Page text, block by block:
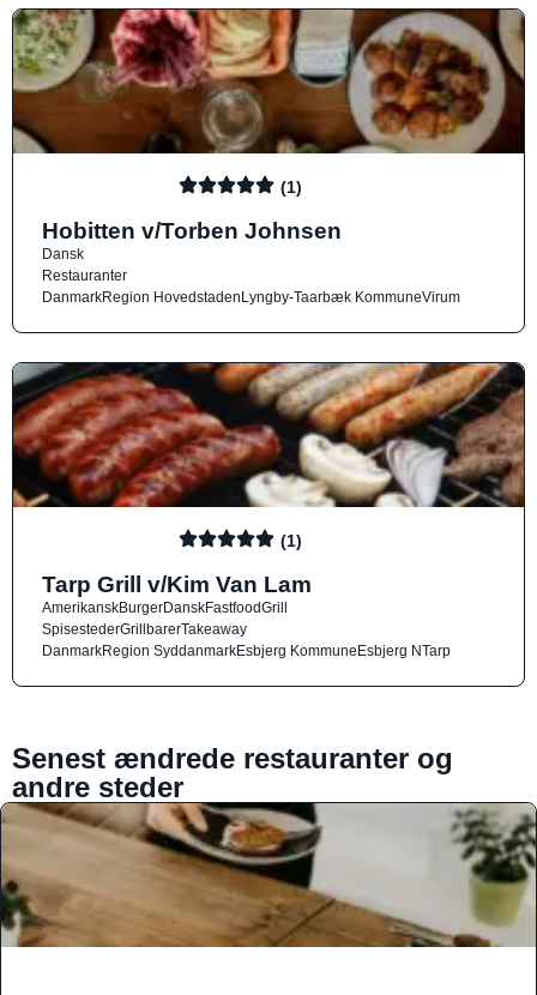
(1)
Hobitten v/Torben Johnsen
Dansk
Restauranter
DanmarkRegion HovedstadenLyngby-Taarbæk KommuneVirum
(1)
Tarp Grill v/Kim Van Lam
AmerikanskBurgerDanskFastfoodGrill
SpisestederGrillbarerTakeaway
DanmarkRegion SyddanmarkEsbjerg KommuneEsbjerg NTarp
Senest ændrede restauranter og
andre steder